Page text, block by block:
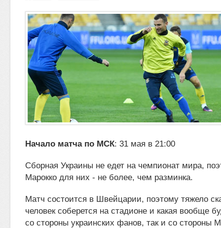
Начало матча по МСК: 31 мая в 21:00
Сборная Украины не едет на чемпионат мира,
Марокко для них - не более, чем разминка.
Матч состоится в Швейцарии, поэтому тяжело
человек соберется на стадионе и какая вообще
со стороны украинских фанов, так и со стороны